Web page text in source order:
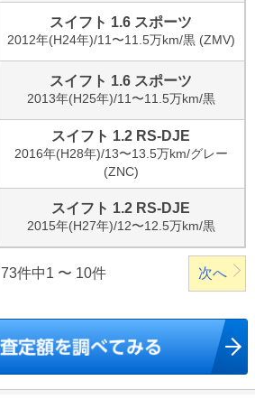
スイフト 1.6 スポーツ
2012年(H24年)/11〜11.5万km/黒 (ZMV)
スイフト 1.6 スポーツ
2013年(H25年)/11〜11.5万km/黒
スイフト 1.2 RS-DJE
2016年(H28年)/13〜13.5万km/グレー
(ZNC)
スイフト 1.2 RS-DJE
2015年(H27年)/12〜12.5万km/黒
73件中1 〜 10件 次へ